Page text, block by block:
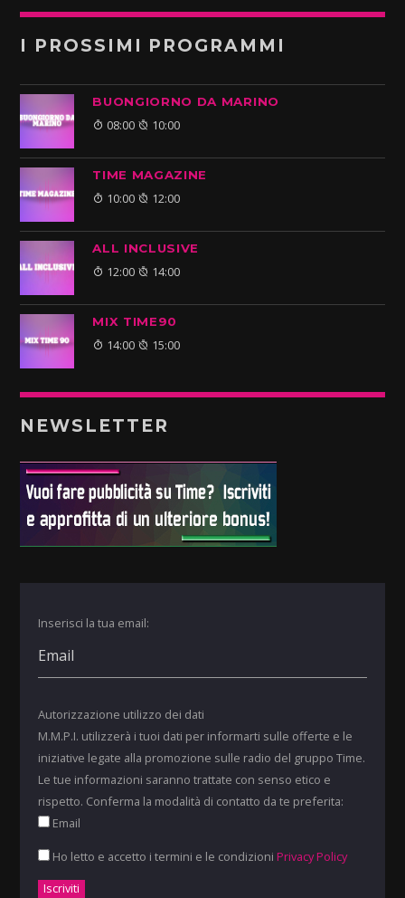
I PROSSIMI PROGRAMMI
BUONGIORNO DA MARINO
08:00 10:00
TIME MAGAZINE
10:00 12:00
ALL INCLUSIVE
12:00 14:00
MIX TIME90
14:00 15:00
NEWSLETTER
Inserisci la tua email:
Autorizzazione utilizzo dei dati
M.M.P.I. utilizzerà i tuoi dati per informarti sulle offerte e le
iniziative legate alla promozione sulle radio del gruppo Time.
Le tue informazioni saranno trattate con senso etico e
rispetto. Conferma la modalità di contatto da te preferita:
Email
Ho letto e accetto i termini e le condizioni Privacy Policy